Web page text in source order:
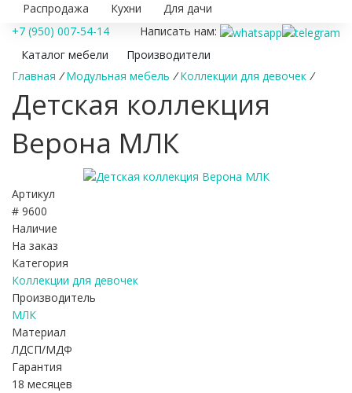
Распродажа
Кухни
Для дачи
+7 (950) 007-54-14
Написать нам:
Каталог мебели
Производители
Главная / Модульная мебель / Коллекции для девочек /
Детская коллекция
Верона МЛК
Артикул
# 9600
Наличие
На заказ
Категория
Коллекции для девочек
Производитель
МЛК
Материал
ЛДСП/МДФ
Гарантия
18 месяцев